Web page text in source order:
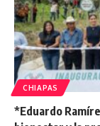
CHIAPAS
*Eduardo